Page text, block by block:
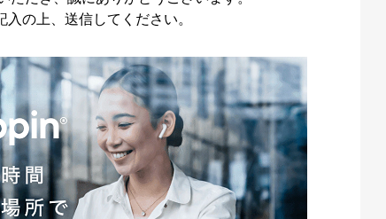
入の上、送信してください。